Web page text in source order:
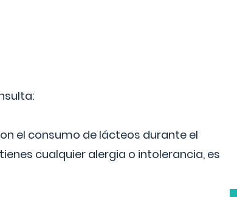
el consumo de lácteos durante el
cualquier alergia o intolerancia, es